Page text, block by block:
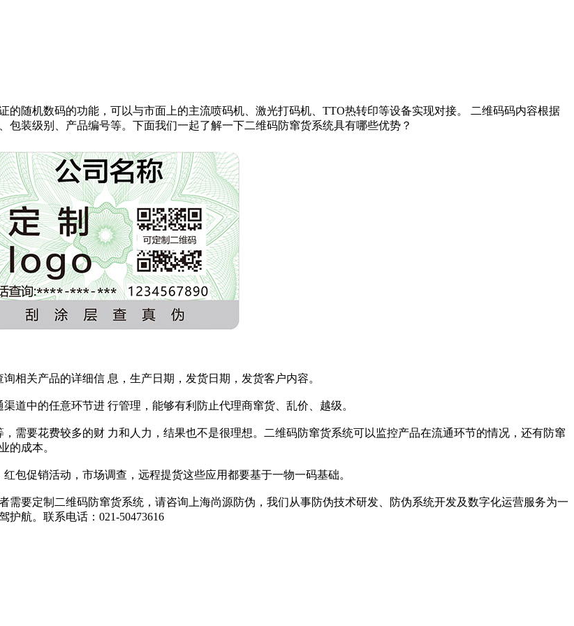
随机数码的功能，可以与市面上的主流喷码机、激光打码机、TTO热转印等设备实现对接。 二维码码内容根据
装级别、产品编号等。下面我们一起了解一下二维码防窜货系统具有哪些优势？
关产品的详细信 息，生产日期，发货日期，发货客户内容。
中的任意环节进 行管理，能够有利防止代理商窜货、乱价、越级。
要花费较多的财 力和人力，结果也不是很理想。二维码防窜货系统可以监控产品在流通环节的情况，还有防窜
的成本。
促销活动，市场调查，远程提货这些应用都要基于一物一码基础。
定制二维码防窜货系统，请咨询上海尚源防伪，我们从事防伪技术研发、防伪系统开发及数字化运营服务为一
航。联系电话：021-50473616